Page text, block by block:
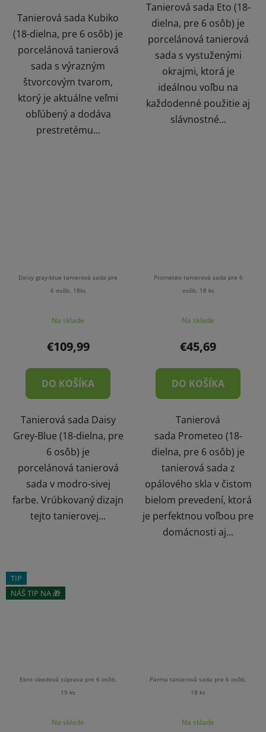
Tanierová sada Kubiko
(18-dielna, pre 6 osôb) je
porcelánová tanierová
sada s výrazným
štvorcovým tvarom,
ktorý je aktuálne veľmi
obľúbený a dodáva
prestretému...
Tanierová sada Eto (18-
dielna, pre 6 osôb) je
porcelánová tanierová
sada s vystuženými
okrajmi, ktorá je
ideálnou voľbu na
každodenné použitie aj
slávnostné...
Daisy gray-blue tanierová sada pre
6 osôb, 18ks
Na sklade
€109,99
DO KOŠÍKA
Tanierová sada Daisy
Grey-Blue (18-dielna, pre
6 osôb) je
porcelánová tanierová
sada v modro-sivej
farbe. Vrúbkovaný dizajn
tejto tanierovej...
Prometeo tanierová sada pre 6
osôb, 18 ks
Na sklade
€45,69
DO KOŠÍKA
Tanierová
sada Prometeo (18-
dielna, pre 6 osôb) je
tanierová sada z
opálového skla v čistom
bielom prevedení, ktorá
je perfektnou voľbou pre
domácnosti aj...
TIP
NÁŠ TIP NA 🎁
Ebro obedová súprava pre 6 osôb,
19 ks
Na sklade
Parma tanierová sada pre 6 osôb,
18 ks
Na sklade